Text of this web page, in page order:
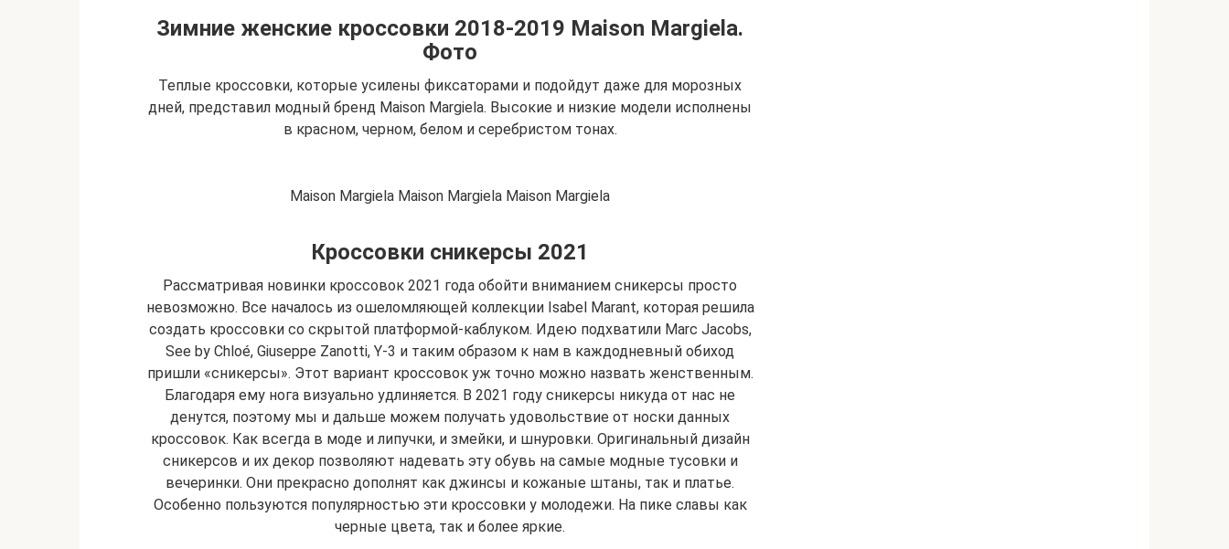
Зимние женские кроссовки 2018-2019 Maison Margiela.
Фото
Теплые кроссовки, которые усилены фиксаторами и подойдут даже для морозных
дней, представил модный бренд Maison Margiela. Высокие и низкие модели исполнены
в красном, черном, белом и серебристом тонах.
Maison Margiela Maison Margiela Maison Margiela
Кроссовки сникерсы 2021
Рассматривая новинки кроссовок 2021 года обойти вниманием сникерсы просто
невозможно. Все началось из ошеломляющей коллекции Isabel Marant, которая решила
создать кроссовки со скрытой платформой-каблуком. Идею подхватили Marc Jacobs,
See by Chloé, Giuseppe Zanotti, Y-3 и таким образом к нам в каждодневный обиход
пришли «сникерсы». Этот вариант кроссовок уж точно можно назвать женственным.
Благодаря ему нога визуально удлиняется. В 2021 году сникерсы никуда от нас не
денутся, поэтому мы и дальше можем получать удовольствие от носки данных
кроссовок. Как всегда в моде и липучки, и змейки, и шнуровки. Оригинальный дизайн
сникерсов и их декор позволяют надевать эту обувь на самые модные тусовки и
вечеринки. Они прекрасно дополнят как джинсы и кожаные штаны, так и платье.
Особенно пользуются популярностью эти кроссовки у молодежи. На пике славы как
черные цвета, так и более яркие.